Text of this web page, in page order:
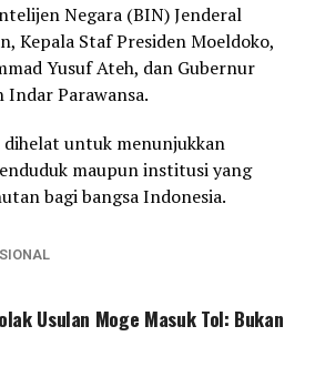
Negara (BIN) Jenderal
Kepala Staf Presiden Moeldoko,
Yusuf Ateh, dan Gubernur
Parawansa.
untuk menunjukkan
maupun institusi yang
bagi bangsa Indonesia.
Usulan Moge Masuk Tol: Bukan